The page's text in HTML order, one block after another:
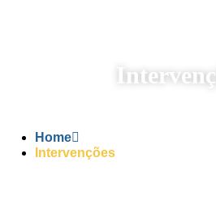
Home
Intervenções